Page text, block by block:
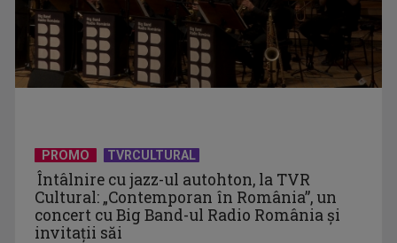
PROMO TVRCULTURAL
Întâlnire cu jazz-ul autohton, la TVR
Cultural: „Contemporan în România”, un
concert cu Big Band-ul Radio România şi
invitaţii săi